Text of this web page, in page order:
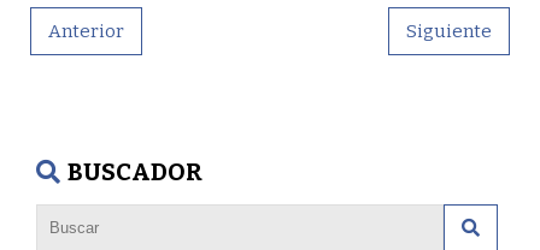
Anterior Siguiente
BUSCADOR